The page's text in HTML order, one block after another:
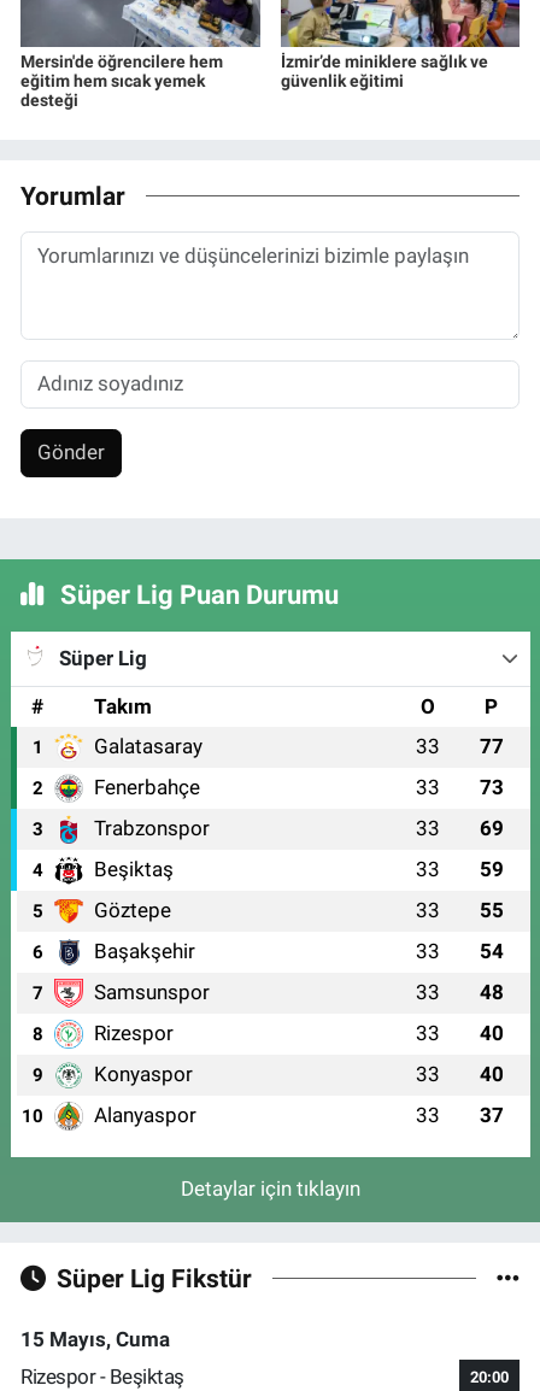
Mersin'de öğrencilere hem
eğitim hem sıcak yemek
desteği
İzmir’de miniklere sağlık ve
güvenlik eğitimi
Yorumlar
Gönder
Süper Lig Puan Durumu
Süper Lig
#
Takım O P
1 Galatasaray 33 77
2 Fenerbahçe 33 73
3 Trabzonspor 33 69
4 Beşiktaş 33 59
5 Göztepe 33 55
6 Başakşehir 33 54
7 Samsunspor 33 48
8 Rizespor 33 40
9 Konyaspor 33 40
10 Alanyaspor 33 37
Detaylar için tıklayın
Süper Lig Fikstür
15 Mayıs, Cuma
Rizespor - Beşiktaş
20:00